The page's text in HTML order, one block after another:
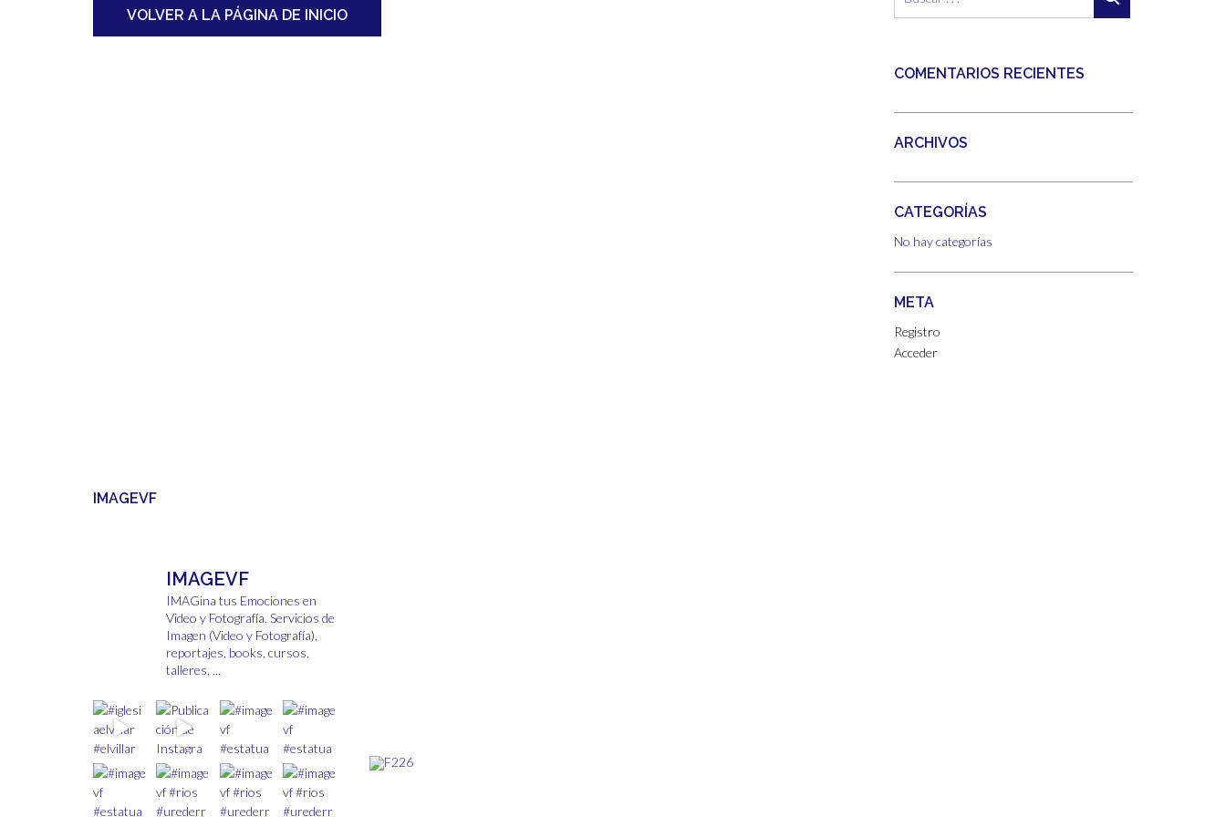
VOLVER A LA PÁGINA DE INICIO
COMENTARIOS RECIENTES
ARCHIVOS
CATEGORÍAS
No hay categorías
META
Registro
Acceder
IMAGEVF
IMAGEVF
IMAGina tus Emociones en
Video y Fotografía. Servicios de
Imagen (Video y Fotografía),
reportajes, books, cursos,
talleres, ...